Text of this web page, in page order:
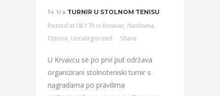
14 tra TURNIR U STOLNOM TENISU
Posted at 08:17h in Krvavac, Naslovna,
Općina, Uncategorized Share
U Krvavcu se po prvi put održava
organizirani stolnoteniski turnir s
nagradama po pravilima